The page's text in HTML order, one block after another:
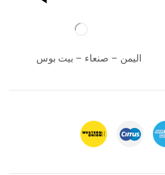
اليمن – صنعاء – بيت بوس